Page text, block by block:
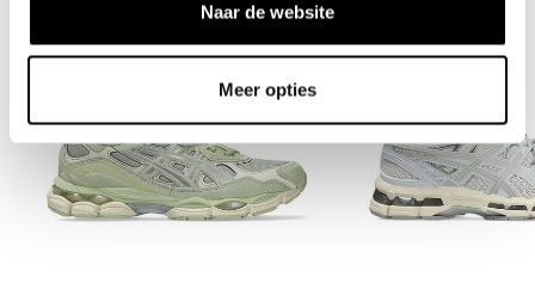
Naar de website
Meer opties